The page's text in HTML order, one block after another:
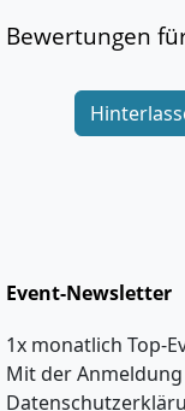
Bewertungen
Event-Newsletter
1x monatlich Top-
Mit der